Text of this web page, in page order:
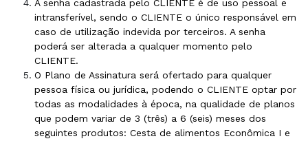
A senha cadastrada pelo CLIENTE é de uso pessoal e
intransferível, sendo o CLIENTE o único responsável em
caso de utilização indevida por terceiros. A senha
poderá ser alterada a qualquer momento pelo
CLIENTE.
O Plano de Assinatura será ofertado para qualquer
pessoa física ou jurídica, podendo o CLIENTE optar por
todas as modalidades à época, na qualidade de planos
que podem variar de 3 (três) a 6 (seis) meses dos
seguintes produtos: Cesta de alimentos Econômica I e